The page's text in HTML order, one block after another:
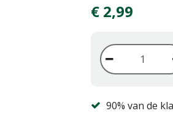
€ 2,99
90% van de